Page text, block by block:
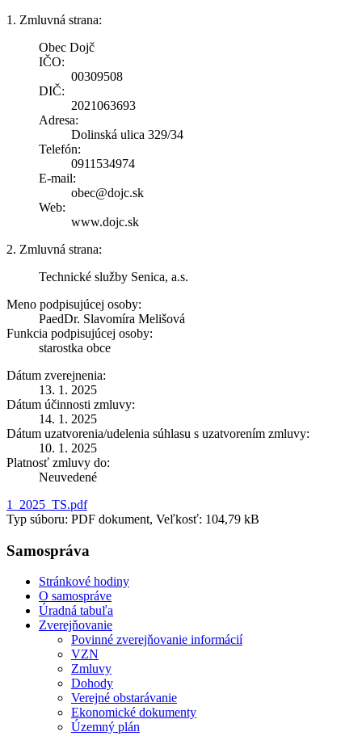
1. Zmluvná strana:
Obec Dojč
IČO:
00309508
DIČ:
2021063693
Adresa:
Dolinská ulica 329/34
Telefón:
0911534974
E-mail:
obec@dojc.sk
Web:
www.dojc.sk
2. Zmluvná strana:
Technické služby Senica, a.s.
Meno podpisujúcej osoby:
PaedDr. Slavomíra Melišová
Funkcia podpisujúcej osoby:
starostka obce
Dátum zverejnenia:
13. 1. 2025
Dátum účinnosti zmluvy:
14. 1. 2025
Dátum uzatvorenia/udelenia súhlasu s uzatvorením zmluvy:
10. 1. 2025
Platnosť zmluvy do:
Neuvedené
1_2025_TS.pdf
Typ súboru: PDF dokument, Veľkosť: 104,79 kB
Samospráva
Stránkové hodiny
O samospráve
Úradná tabuľa
Zverejňovanie
Povinné zverejňovanie informácií
VZN
Zmluvy
Dohody
Verejné obstarávanie
Ekonomické dokumenty
Územný plán